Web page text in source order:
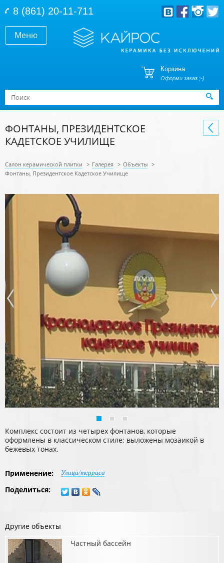
Меню
8 (861) 20-11-711
Корзина
Оформи заказ ;-)
Форма поиска
Поиск
ФОНТАНЫ, ПРЕЗИДЕНТСКОЕ
КАДЕТСКОЕ УЧИЛИЩЕ
Салон керамической плитки > Галерея > Объекты >
Фонтаны, Президентское Кадетское Училище
Комплекс состоит из четырех фонтанов, которые
оформлены в классическом стиле: выложены мозаикой в
бежевых тонах.
Применение: Улица/терраса
Поделиться:
Другие объекты
Частный бассейн